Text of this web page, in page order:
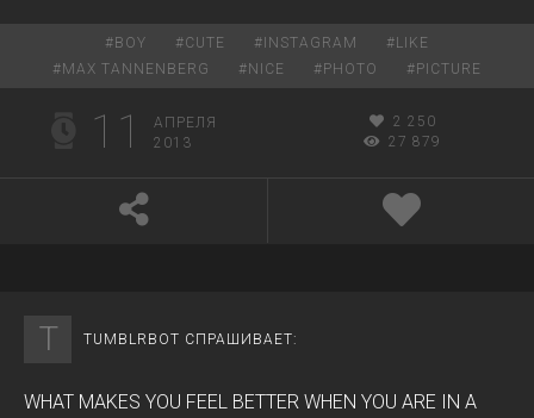
# BOY #CUTE # INSTAGRAM # LIKE
# MAX TANNENBERG # NICE # PHOTO # PICTURE
11
АПРЕЛЯ
2013
2 250
27 879
T TUMBLRBOT СПРАШИВАЕТ:
WHAT MAKES YOU FEEL BETTER WHEN YOU ARE IN A